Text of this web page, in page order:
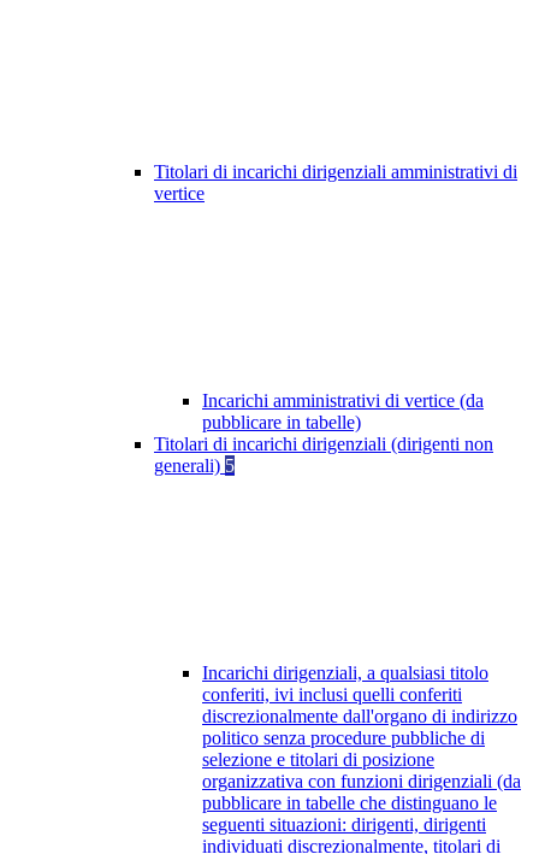
Titolari di incarichi dirigenziali amministrativi di
vertice
Incarichi amministrativi di vertice (da
pubblicare in tabelle)
Titolari di incarichi dirigenziali (dirigenti non
generali) 5
Incarichi dirigenziali, a qualsiasi titolo
conferiti, ivi inclusi quelli conferiti
discrezionalmente dall'organo di indirizzo
politico senza procedure pubbliche di
selezione e titolari di posizione
organizzativa con funzioni dirigenziali (da
pubblicare in tabelle che distinguano le
seguenti situazioni: dirigenti, dirigenti
individuati discrezionalmente, titolari di